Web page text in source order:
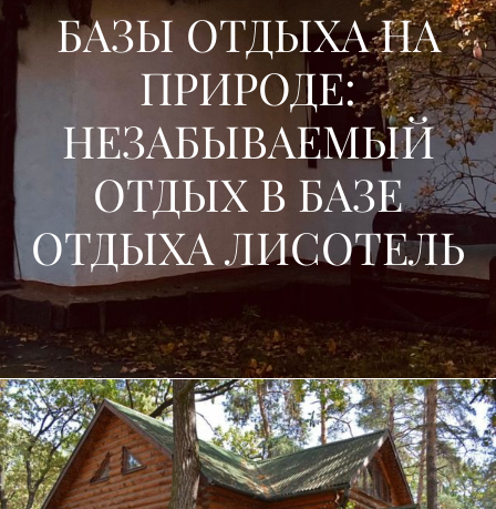
БАЗЫ ОТДЫХА НА
ПРИРОДЕ:
НЕЗАБЫВАЕМЫЙ
ОТДЫХ В БАЗЕ
ОТДЫХА ЛИСОТЕЛЬ